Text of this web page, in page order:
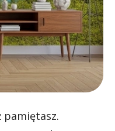
pamiętasz.